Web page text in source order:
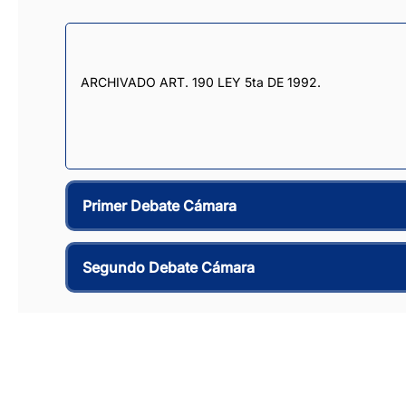
ARCHIVADO ART. 190 LEY 5ta DE 1992.
Primer Debate Cámara
Segundo Debate Cámara